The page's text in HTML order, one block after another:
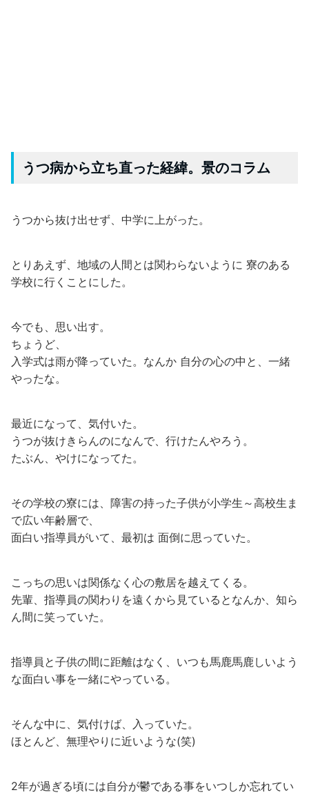
うつ病から立ち直った経緯。景のコラム
うつから抜け出せず、中学に上がった。
とりあえず、地域の人間とは関わらないように 寮のある
学校に行くことにした。
今でも、思い出す。
ちょうど、
入学式は雨が降っていた。なんか 自分の心の中と、一緒
やったな。
最近になって、気付いた。
うつが抜けきらんのになんで、行けたんやろう。
たぶん、やけになってた。
その学校の寮には、障害の持った子供が小学生～高校生ま
で広い年齢層で、
面白い指導員がいて、最初は 面倒に思っていた。
こっちの思いは関係なく心の敷居を越えてくる。
先輩、指導員の関わりを遠くから見ているとなんか、知ら
ん間に笑っていた。
指導員と子供の間に距離はなく、いつも馬鹿馬鹿しいよう
な面白い事を一緒にやっている。
そんな中に、気付けば、入っていた。
ほとんど、無理やりに近いような(笑)
2年が過ぎる頃には自分が鬱である事をいつしか忘れてい